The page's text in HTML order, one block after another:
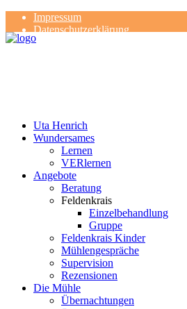
Impressum
Datenschutzerklärung
Kontakt
Uta Henrich
Wundersames
Lernen
VERlernen
Angebote
Beratung
Feldenkrais
Einzelbehandlung
Gruppe
Feldenkrais Kinder
Mühlengespräche
Supervision
Rezensionen
Die Mühle
Übernachtungen